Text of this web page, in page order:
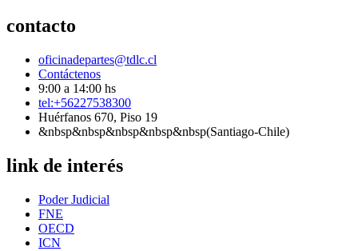
contacto
oficinadepartes@tdlc.cl
Contáctenos
9:00 a 14:00 hs
tel:+56227538300
Huérfanos 670, Piso 19
&nbsp&nbsp&nbsp&nbsp&nbsp(Santiago-Chile)
link de interés
Poder Judicial
FNE
OECD
ICN